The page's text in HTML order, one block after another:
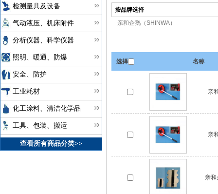
检测量具及设备
气动液压、机床附件
分析仪器、科学仪器
照明、暖通、防爆
安全、防护
工业耗材
化工涂料、清洁化学品
工具、包装、搬运
查看所有商品分类>>
按品牌选择
亲和企鹅（SHINWA）
选择 名称
亲
亲
亲和